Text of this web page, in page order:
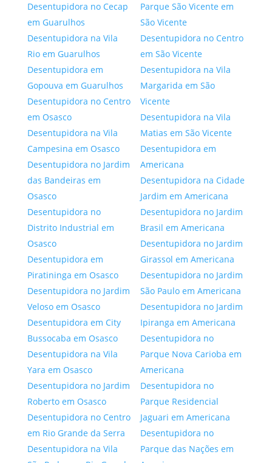
Desentupidora no Cecap
em Guarulhos
Desentupidora na Vila
Rio em Guarulhos
Desentupidora em
Gopouva em Guarulhos
Desentupidora no Centro
em Osasco
Desentupidora na Vila
Campesina em Osasco
Desentupidora no Jardim
das Bandeiras em
Osasco
Desentupidora no
Distrito Industrial em
Osasco
Desentupidora em
Piratininga em Osasco
Desentupidora no Jardim
Veloso em Osasco
Desentupidora em City
Bussocaba em Osasco
Desentupidora na Vila
Yara em Osasco
Desentupidora no Jardim
Roberto em Osasco
Desentupidora no Centro
em Rio Grande da Serra
Desentupidora na Vila
Parque São Vicente em
São Vicente
Desentupidora no Centro
em São Vicente
Desentupidora na Vila
Margarida em São
Vicente
Desentupidora na Vila
Matias em São Vicente
Desentupidora em
Americana
Desentupidora na Cidade
Jardim em Americana
Desentupidora no Jardim
Brasil em Americana
Desentupidora no Jardim
Girassol em Americana
Desentupidora no Jardim
São Paulo em Americana
Desentupidora no Jardim
Ipiranga em Americana
Desentupidora no
Parque Nova Carioba em
Americana
Desentupidora no
Parque Residencial
Jaguari em Americana
Desentupidora no
Parque das Nações em